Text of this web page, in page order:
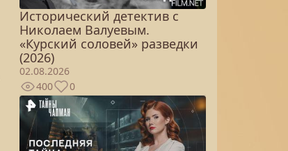
Исторический детектив с
Николаем Валуевым.
«Курский соловей» разведки
(2026)
02.08.2026
400
0